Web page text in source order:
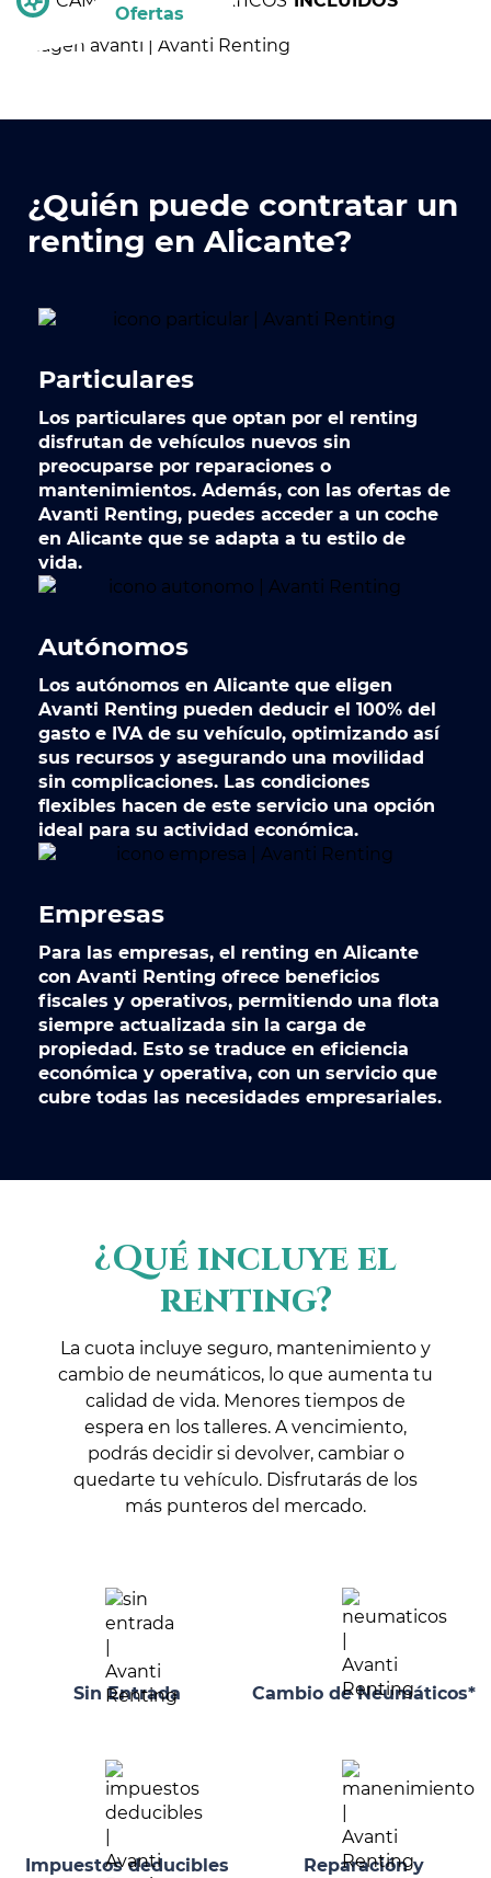
Ofertas
¿Quién puede contratar un
renting en Alicante?
Particulares
Los particulares que optan por el renting
disfrutan de vehículos nuevos sin
preocuparse por reparaciones o
mantenimientos. Además, con las ofertas de
Avanti Renting, puedes acceder a un coche
en Alicante que se adapta a tu estilo de
vida.
Autónomos
Los autónomos en Alicante que eligen
Avanti Renting pueden deducir el 100% del
gasto e IVA de su vehículo, optimizando así
sus recursos y asegurando una movilidad
sin complicaciones. Las condiciones
flexibles hacen de este servicio una opción
ideal para su actividad económica.
Empresas
Para las empresas, el renting en Alicante
con Avanti Renting ofrece beneficios
fiscales y operativos, permitiendo una flota
siempre actualizada sin la carga de
propiedad. Esto se traduce en eficiencia
económica y operativa, con un servicio que
cubre todas las necesidades empresariales.
¿Qué incluye el
renting?
La cuota incluye seguro, mantenimiento y
cambio de neumáticos, lo que aumenta tu
calidad de vida. Menores tiempos de
espera en los talleres. A vencimiento,
podrás decidir si devolver, cambiar o
quedarte tu vehículo. Disfrutarás de los
más punteros del mercado.
Sin Entrada Cambio de Neumáticos*
Impuestos deducibles
Reparación y